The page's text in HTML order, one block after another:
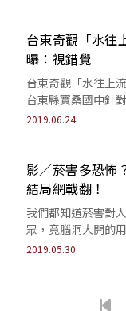
台東奇觀「水往
曝：視錯覺
台東奇觀「水往上
台東縣寶桑國中針
實水仍是往下流的
2019.06.24
影／菸害多恐怖
結局網戰翻！
我們都知道菸害對
眾，竟腦洞大開的
兩派論戰，但這個
2019.05.30